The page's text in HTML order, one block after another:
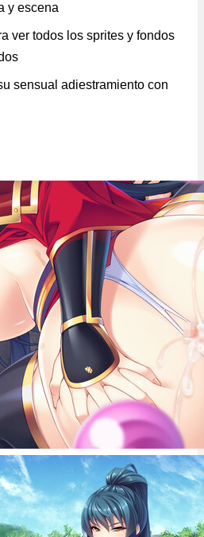
y escena
ver todos los sprites y fondos
sensual adiestramiento con